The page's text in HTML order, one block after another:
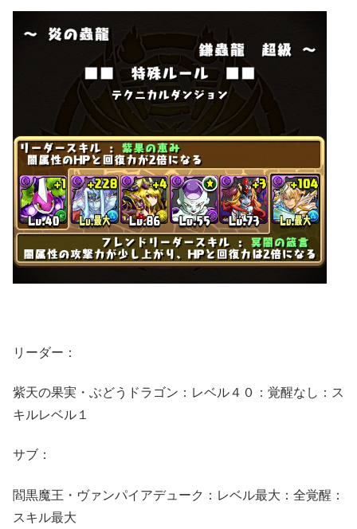
リーダー：
紫天の果実・ぶどうドラゴン：レベル４０：覚醒なし：ス
キルレベル１
サブ：
閻黒魔王・ヴァンパイアデューク：レベル最大：全覚醒：
スキル最大